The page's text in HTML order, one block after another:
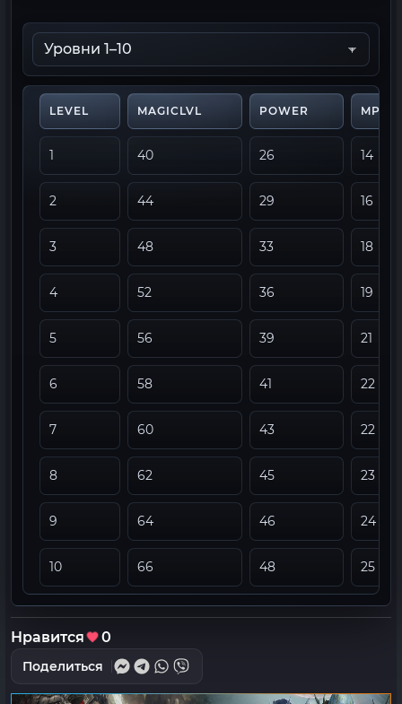
LEVEL MAGICLVL POWER
1 40 26 14
2 44 29 16
3 48 33 18
4 52 36 19
5 56 39 21
6 58 41 22
7 60 43 22
8 62 45 23
9 64 46 24
10 66 48 25
Нравится 0
Поделиться